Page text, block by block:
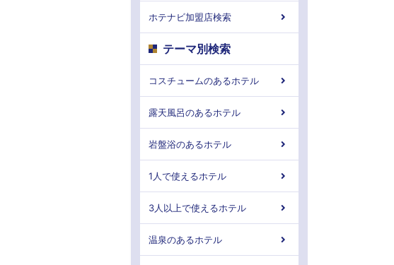
ホテナビ加盟店検索
テーマ別検索
コスチュームのあるホテル
露天風呂のあるホテル
岩盤浴のあるホテル
1人で使えるホテル
3人以上で使えるホテル
温泉のあるホテル